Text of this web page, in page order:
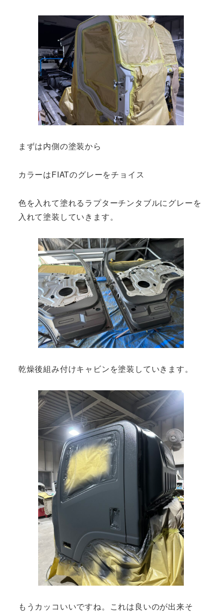
まずは内側の塗装から
カラーはFIATのグレーをチョイス
色を入れて塗れるラプターチンタブルにグレーを
入れて塗装していきます。
乾燥後組み付けキャビンを塗装していきます。
もうカッコいいですね。これは良いのが出来そ